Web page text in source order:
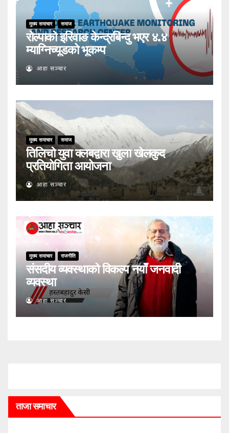
मुख्य समाचार समाज
रोल्पाको इरिवाङ केन्द्रबिन्दु भएर ४.४
म्याग्निच्यूडको भूकम्प
आहा सञ्चार
मुख्य समाचार समाज
तिलिचो युवा क्लबद्वारा खुला खेलकुद
प्रतियोगिता आयोजना
आहा सञ्चार
मुख्य समाचार राजनीति
संसदीय व्यवस्थाको विकल्प नयाँ जनवादी
व्यवस्था
आहा सञ्चार
ताजा समाचार